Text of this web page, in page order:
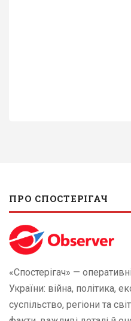
ПРО СПОСТЕРІГАЧ
«Спостерігач» —
України: війна, політика,
суспільство, регіони та